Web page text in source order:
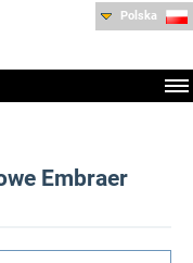
Polska
Embraer